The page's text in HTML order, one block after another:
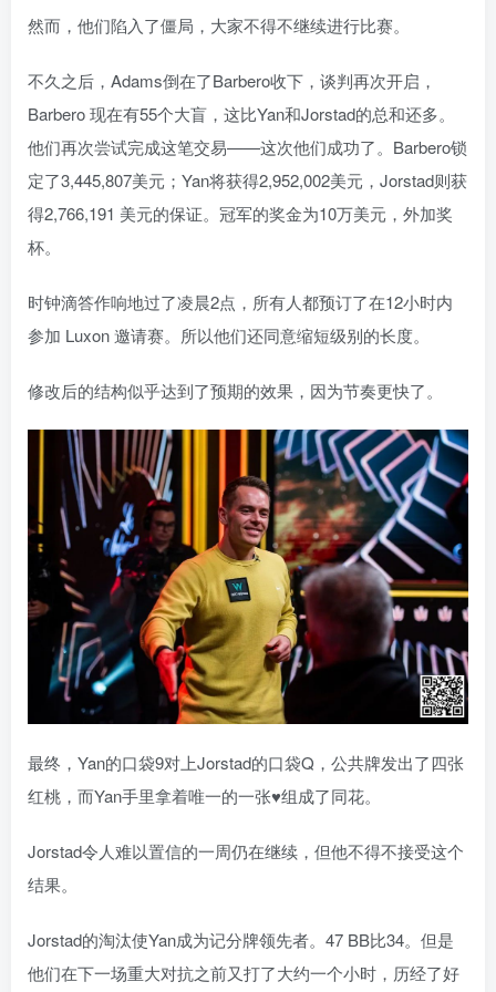
然而，他们陷入了僵局，大家不得不继续进行比赛。
不久之后，Adams倒在了Barbero收下，谈判再次开启，
Barbero 现在有55个大盲，这比Yan和Jorstad的总和还多。
他们再次尝试完成这笔交易——这次他们成功了。Barbero锁
定了3,445,807美元；Yan将获得2,952,002美元，Jorstad则获
得2,766,191 美元的保证。冠军的奖金为10万美元，外加奖
杯。
时钟滴答作响地过了凌晨2点，所有人都预订了在12小时内
参加 Luxon 邀请赛。所以他们还同意缩短级别的长度。
修改后的结构似乎达到了预期的效果，因为节奏更快了。
最终，Yan的口袋9对上Jorstad的口袋Q，公共牌发出了四张
红桃，而Yan手里拿着唯一的一张♥组成了同花。
Jorstad令人难以置信的一周仍在继续，但他不得不接受这个
结果。
Jorstad的淘汰使Yan成为记分牌领先者。47 BB比34。但是
他们在下一场重大对抗之前又打了大约一个小时，历经了好